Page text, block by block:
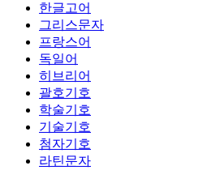
한글고어
그리스문자
프랑스어
독일어
히브리어
괄호기호
학술기호
기술기호
첨자기호
라틴문자